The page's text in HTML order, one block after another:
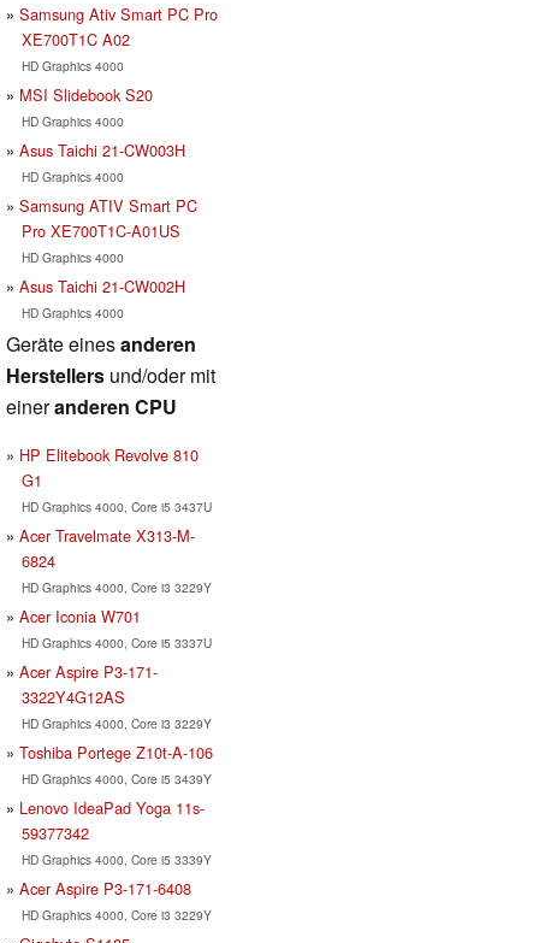
Samsung Ativ Smart PC Pro
XE700T1C A02
HD Graphics 4000
MSI Slidebook S20
HD Graphics 4000
Asus Taichi 21-CW003H
HD Graphics 4000
Samsung ATIV Smart PC
Pro XE700T1C-A01US
HD Graphics 4000
Asus Taichi 21-CW002H
HD Graphics 4000
Geräte einesanderen
Herstellers und/oder mit
eineranderen CPU
HP Elitebook Revolve 810
G1
HD Graphics 4000, Core i5 3437U
Acer Travelmate X313-M-
6824
HD Graphics 4000, Core i3 3229Y
Acer Iconia W701
HD Graphics 4000, Core i5 3337U
Acer Aspire P3-171-
3322Y4G12AS
HD Graphics 4000, Core i3 3229Y
Toshiba Portege Z10t-A-106
HD Graphics 4000, Core i5 3439Y
Lenovo IdeaPad Yoga 11s-
59377342
HD Graphics 4000, Core i5 3339Y
Acer Aspire P3-171-6408
HD Graphics 4000, Core i3 3229Y